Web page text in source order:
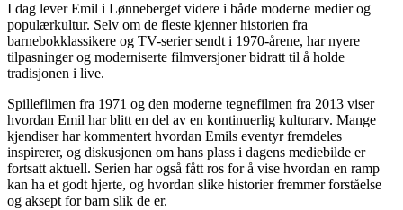
I dag lever Emil i Lønneberget videre i både moderne medier og
populærkultur. Selv om de fleste kjenner historien fra
barnebokklassikere og TV-serier sendt i 1970-årene, har nyere
tilpasninger og moderniserte filmversjoner bidratt til å holde
tradisjonen i live.
Spillefilmen fra 1971 og den moderne tegnefilmen fra 2013 viser
hvordan Emil har blitt en del av en kontinuerlig kulturarv. Mange
kjendiser har kommentert hvordan Emils eventyr fremdeles
inspirerer, og diskusjonen om hans plass i dagens mediebilde er
fortsatt aktuell. Serien har også fått ros for å vise hvordan en ramp
kan ha et godt hjerte, og hvordan slike historier fremmer forståelse
og aksept for barn slik de er.